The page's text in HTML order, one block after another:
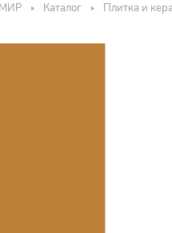
Каталог Плитка и